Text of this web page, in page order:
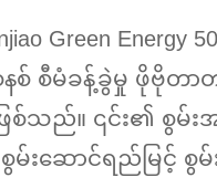
Green
စ် စီမံခန့်ခွဲမှု ဖိုဗိုတာ
စ်သည်။ ၎င်း၏ စွမ်း
ောင်ရည်မြင့် စွမ်